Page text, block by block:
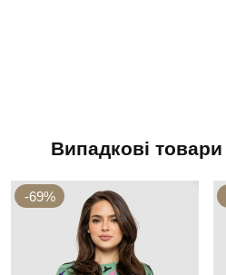
Випадкові товари
-69%